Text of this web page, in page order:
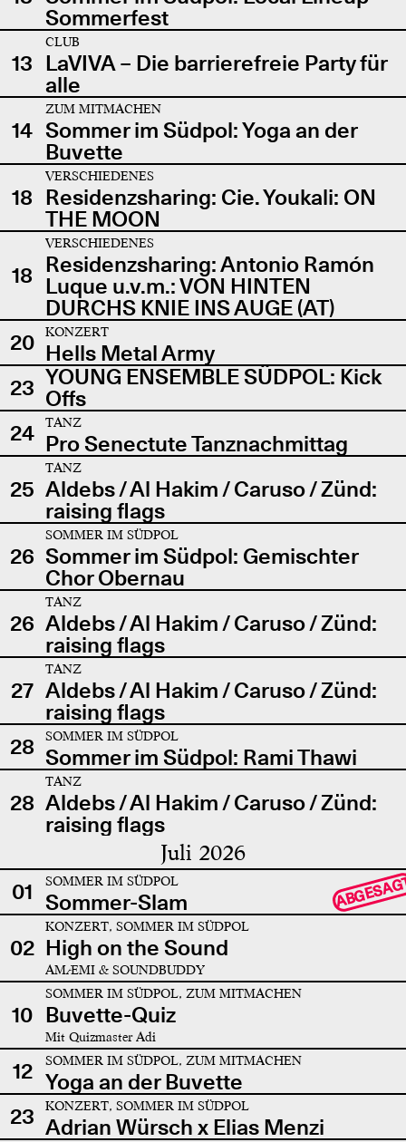
Sommerfest
13
CLUB
LaVIVA – Die barrierefreie Party für
alle
14
ZUM MITMACHEN
Sommer im Südpol: Yoga an der
Buvette
18
VERSCHIEDENES
Residenzsharing: Cie. Youkali: ON
THE MOON
18
VERSCHIEDENES
Residenzsharing: Antonio Ramón
Luque u.v.m.: VON HINTEN
DURCHS KNIE INS AUGE (AT)
20
KONZERT
Hells Metal Army
23 YOUNG ENSEMBLE SÜDPOL: Kick
Offs
24
TANZ
Pro Senectute Tanznachmittag
25
TANZ
Aldebs / Al Hakim / Caruso / Zünd:
raising flags
26
SOMMER IM SÜDPOL
Sommer im Südpol: Gemischter
Chor Obernau
26
TANZ
Aldebs / Al Hakim / Caruso / Zünd:
raising flags
27
TANZ
Aldebs / Al Hakim / Caruso / Zünd:
raising flags
28
SOMMER IM SÜDPOL
Sommer im Südpol: Rami Thawi
28
TANZ
Aldebs / Al Hakim / Caruso / Zünd:
raising flags
Juli 2026
01 SOMMER IM SÜDPOL
Sommer-Slam
02
KONZERT, SOMMER IM SÜDPOL
High on the Sound
AMÆMI & SOUNDBUDDY
10
SOMMER IM SÜDPOL, ZUM MITMACHEN
Buvette-Quiz
Mit Quizmaster Adi
12 SOMMER IM SÜDPOL, ZUM MITMACHEN
Yoga an der Buvette
23
KONZERT, SOMMER IM SÜDPOL
Adrian Würsch x Elias Menzi